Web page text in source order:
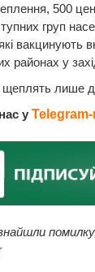
500
груп
вакцинують
районах у
щеплять лише
у Telegram-